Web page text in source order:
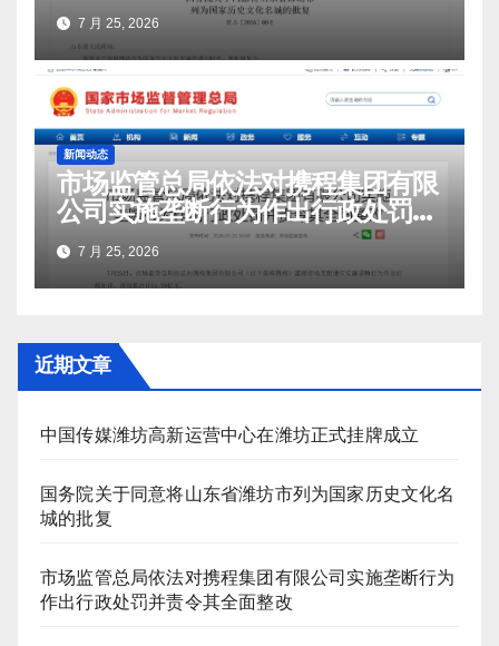
7 月 25, 2026
新闻动态
市场监管总局依法对携程集团有限
公司实施垄断行为作出行政处罚并
责令其全面整改
7 月 25, 2026
近期文章
中国传媒潍坊高新运营中心在潍坊正式挂牌成立
国务院关于同意将山东省潍坊市列为国家历史文化名
城的批复
市场监管总局依法对携程集团有限公司实施垄断行为
作出行政处罚并责令其全面整改